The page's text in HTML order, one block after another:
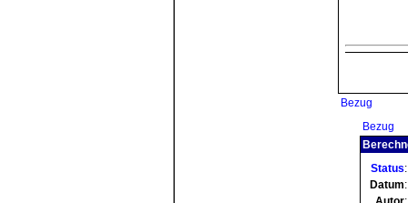
Bezug
Bezug
Status:
Datum: